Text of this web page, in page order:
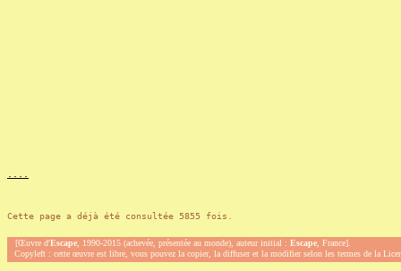
Cette page a déjà été consultée 5855 fois.
[Œuvre d'Escape, 1990-2015 (achevée, présentée au monde), auteur initial :Escape, France].
Copyleft : cette œuvre est libre, vous pouvez la copier, la diffuser et la modifier selon les termes de la